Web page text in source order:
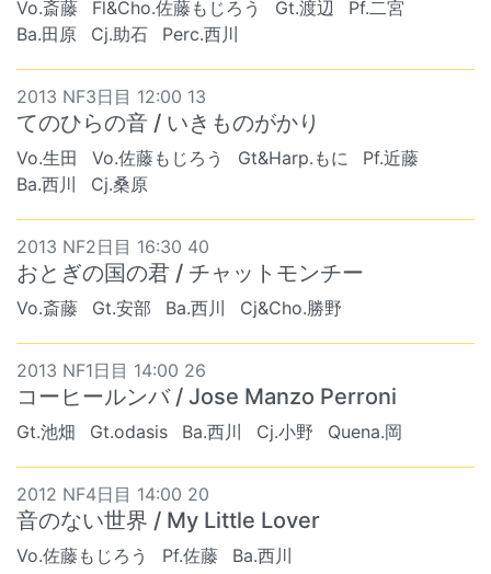
Vo.斎藤 Fl&Cho.佐藤もじろう Gt.渡辺
Pf.二宮
Ba.田原
Cj.助石 Perc.西川
2013 NF3日目 12:00 13
てのひらの音 / いきものがかり
Vo.生田 Vo.佐藤もじろう Gt&Harp.もに
Pf.近藤
Ba.西川
Cj.桑原
2013 NF2日目 16:30 40
おとぎの国の君 / チャットモンチー
Vo.斎藤 Gt.安部 Ba.西川 Cj&Cho.勝野
2013 NF1日目 14:00 26
コーヒールンバ / Jose Manzo Perroni
Gt.池畑 Gt.odasis Ba.西川 Cj.小野 Quena.岡
2012 NF4日目 14:00 20
音のない世界 / My Little Lover
Vo.佐藤もじろう Pf.佐藤 Ba.西川